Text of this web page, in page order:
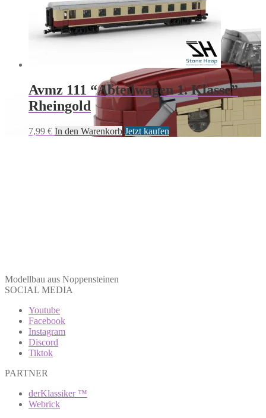
Avmz 111 “Abteilwagen 1. Klasse”
Rheingold
7,99 € In den Warenkorb Jetzt kaufen
Modellbau aus Noppensteinen
SOCIAL MEDIA
Youtube
Facebook
Instagram
Discord
Tiktok
PARTNER
derKlassiker ™
Webrick